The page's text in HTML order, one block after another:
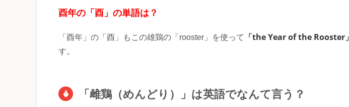
酉年の「酉」の単語は？
「酉年」の「酉」もこの雄鶏の「rooster」を使って 「the Year of the Rooster」
す。
「雌鶏（めんどり）」は英語でなんて言う？